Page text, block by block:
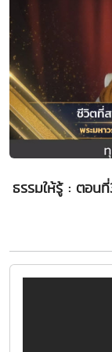
ธรรมให้รู้ : ตอน